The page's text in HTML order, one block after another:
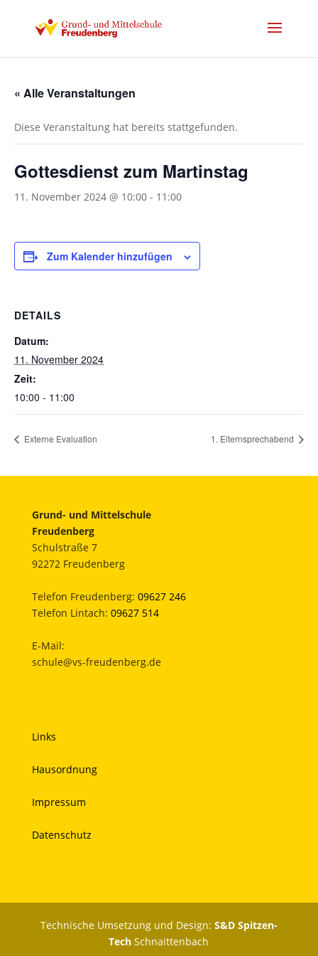
« Alle Veranstaltungen
Diese Veranstaltung hat bereits stattgefunden.
Gottesdienst zum Martinstag
11. November 2024 @ 10:00 - 11:00
Zum Kalender hinzufügen
DETAILS
Datum:
11. November 2024
Zeit:
10:00 - 11:00
Externe Evaluation 1. Elternsprechabend
Grund- und Mittelschule
Freudenberg
Schulstraße 7
92272 Freudenberg
Telefon Freudenberg: 09627 246
Telefon Lintach: 09627 514
E-Mail:
schule@vs-freudenberg.de
Links
Hausordnung
Impressum
Datenschutz
Technische Umsetzung und Design: S&D Spitzen-
Tech Schnaittenbach